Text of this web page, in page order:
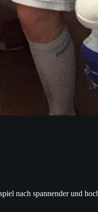
nach spannender und